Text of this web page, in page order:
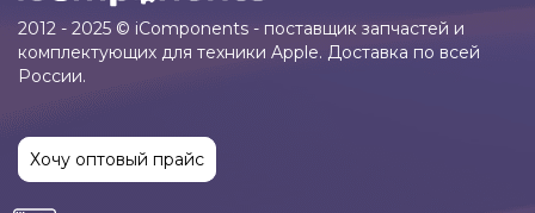
2012 - 2025 © iComponents - поставщик запчастей и
комплектующих для техники Apple. Доставка по всей
России.
Хочу оптовый прайс